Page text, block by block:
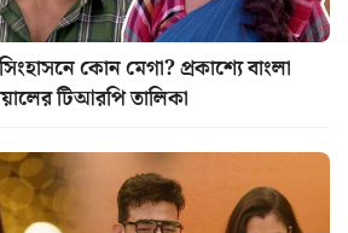
কোন মেগা? প্রকাশ্যে বাংলা
টিআরপি তালিকা